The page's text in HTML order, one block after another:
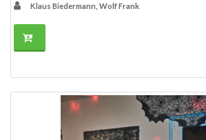
Klaus Biedermann, Wolf Frank